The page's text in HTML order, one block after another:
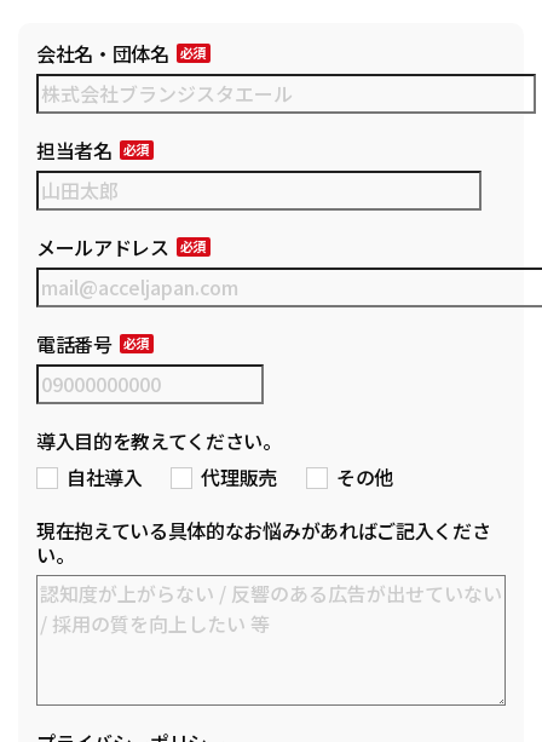
会社名・団体名
担当者名
メールアドレス
電話番号
導入目的を教えてください。
自社導入
代理販売
その他
現在抱えている具体的なお悩みがあればご記入くださ
い。